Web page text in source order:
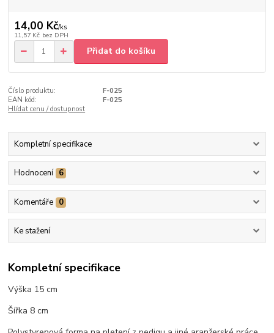
14,00 Kč/ks
11,57 Kč bez DPH
Přidat do košíku
Číslo produktu:
F-025
EAN kód:
F-025
Hlídat cenu / dostupnost
Kompletní specifikace
Hodnocení 6
Komentáře 0
Ke stažení
Kompletní specifikace
Výška 15 cm
Šířka 8 cm